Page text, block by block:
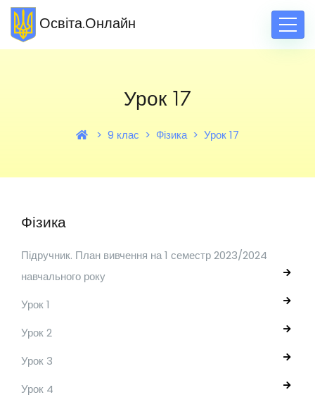
Освіта.Онлайн
Урок 17
9 клас Фізика Урок 17
Фізика
Підручник. План вивчення на 1 семестр 2023/2024
навчального року
Урок 1
Урок 2
Урок 3
Урок 4